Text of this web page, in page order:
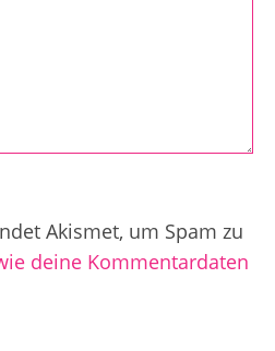
Akismet, um Spam zu
deine Kommentardaten